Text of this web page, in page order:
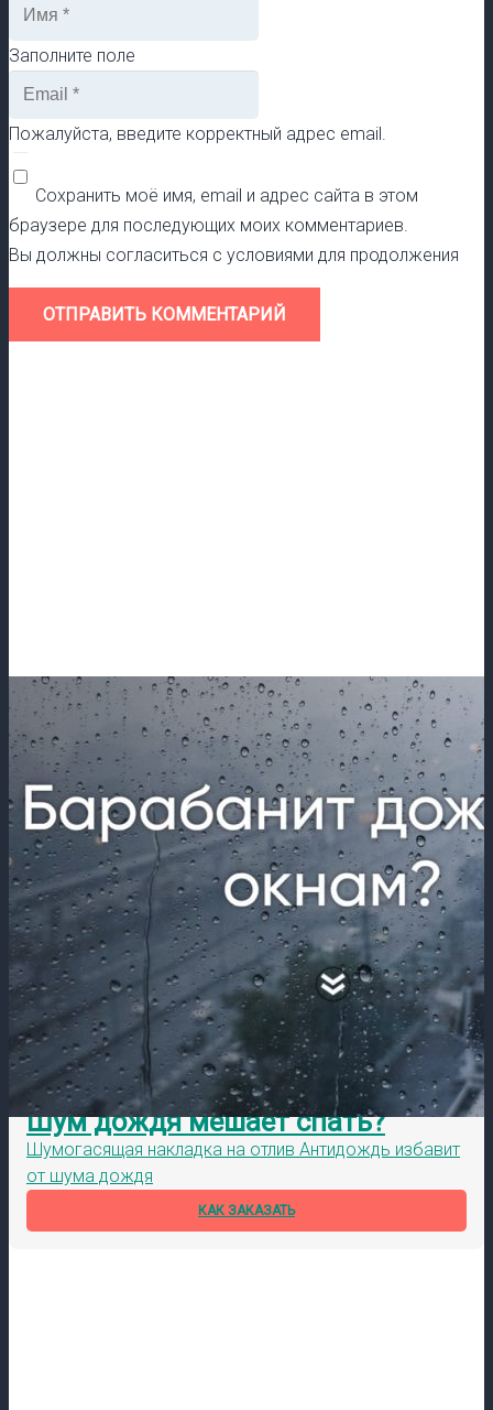
Заполните поле
Пожалуйста, введите корректный адрес email.
Сохранить моё имя, email и адрес сайта в этом
браузере для последующих моих комментариев.
Вы должны согласиться с условиями для продолжения
ОТПРАВИТЬ КОММЕНТАРИЙ
Шум дождя мешает спать?
Шумогасящая накладка на отлив Антидождь избавит
от шума дождя
КАК ЗАКАЗАТЬ